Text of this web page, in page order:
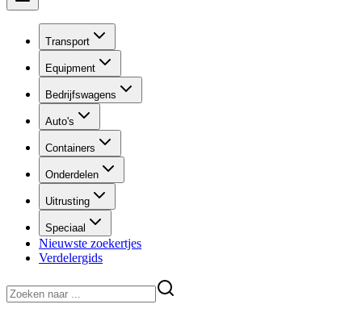
Transport
Equipment
Bedrijfswagens
Auto's
Containers
Onderdelen
Uitrusting
Speciaal
Nieuwste zoekertjes
Verdelergids